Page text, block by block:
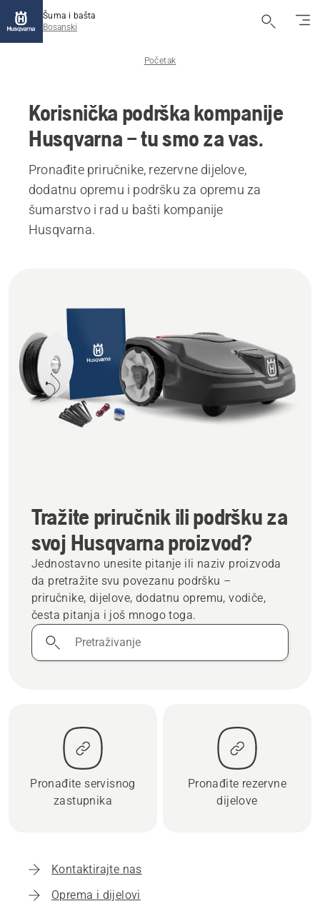
Šuma i bašta
Bosanski
Početak
Korisnička podrška kompanije
Husqvarna – tu smo za vas.
Pronađite priručnike, rezervne dijelove,
dodatnu opremu i podršku za opremu za
šumarstvo i rad u bašti kompanije
Husqvarna.
Tražite priručnik ili podršku za
svoj Husqvarna proizvod?
Jednostavno unesite pitanje ili naziv proizvoda
da pretražite svu povezanu podršku –
priručnike, dijelove, dodatnu opremu, vodiče,
česta pitanja i još mnogo toga.
Pretraživanje
Pronađite servisnog
zastupnika
Pronađite rezervne
dijelove
Kontaktirajte nas
Oprema i dijelovi